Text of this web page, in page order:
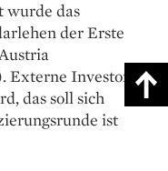
wurde das
der Erste
Externe Investoren
das soll sich
ist